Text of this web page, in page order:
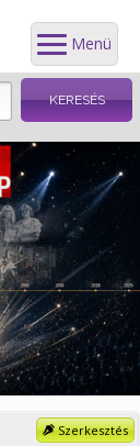
Menü
Szerkesztés